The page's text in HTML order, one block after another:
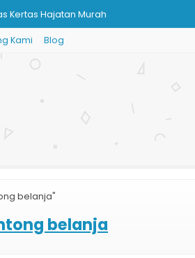
Kertas Hajatan Murah
Shopping Bag Cafe & Resto
Bag Hijab Muslim
Shopping Bag Dunhill
Kami Blog
belanja"
belanja